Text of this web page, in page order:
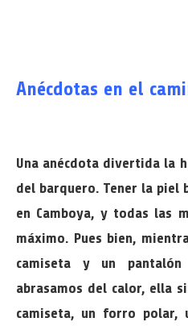
Anécdotas en el
Una anécdota divertida la
del barquero. Tener la piel
en Camboya, y todas las
máximo. Pues bien,
camiseta y un
abrasamos del calor, ella
camiseta, un forro polar,